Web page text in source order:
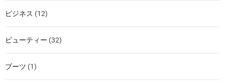
ビジネス (12)
ビューティー (32)
ブーツ (1)